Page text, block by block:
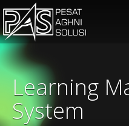
Learning
System